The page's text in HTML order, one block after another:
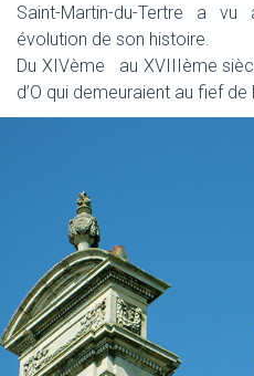
Saint-Martin-du-Tertre a
évolution de son histoire.
Du XIVème au XVIIIème
d’O qui demeuraient au fief de